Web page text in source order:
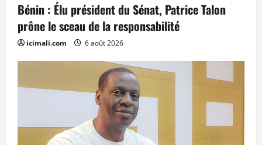
Bénin : Élu président du Sénat, Patrice Talon
prône le sceau de la responsabilité
icimali.com 6 août 2026